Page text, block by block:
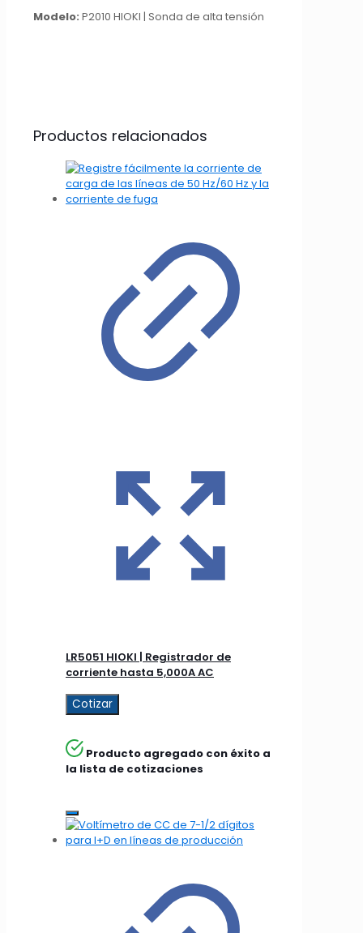
Modelo: P2010 HIOKI | Sonda de alta tensión
Productos relacionados
LR5051 HIOKI | Registrador de
corriente hasta 5,000A AC
Cotizar
Producto agregado con éxito a
la lista de cotizaciones